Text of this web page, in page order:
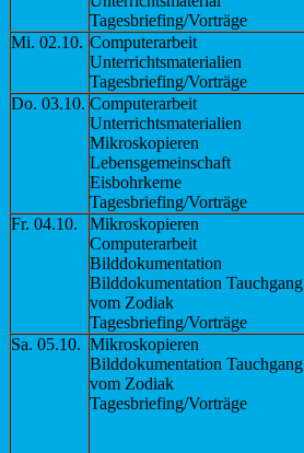
Tagesbriefing/Vorträge
Mi. 02.10. Computerarbeit
Unterrichtsmaterialien
Tagesbriefing/Vorträge
Do. 03.10. Computerarbeit
Unterrichtsmaterialien
Mikroskopieren
Lebensgemeinschaft
Eisbohrkerne
Tagesbriefing/Vorträge
Fr. 04.10.
Mikroskopieren
Computerarbeit
Bilddokumentation
Bilddokumentation Tauchgang
vom Zodiak
Tagesbriefing/Vorträge
Sa. 05.10. Mikroskopieren
Bilddokumentation Tauchgang
vom Zodiak
Tagesbriefing/Vorträge